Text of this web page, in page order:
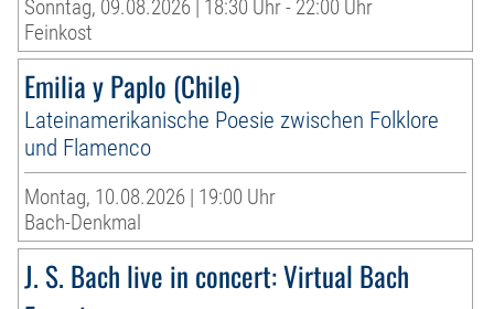
Sonntag, 09.08.2026 | 18:30 Uhr - 22:00 Uhr
Feinkost
Emilia y Paplo (Chile)
Lateinamerikanische Poesie zwischen Folklore
und Flamenco
Montag, 10.08.2026 | 19:00 Uhr
Bach-Denkmal
J. S. Bach live in concert: Virtual Bach